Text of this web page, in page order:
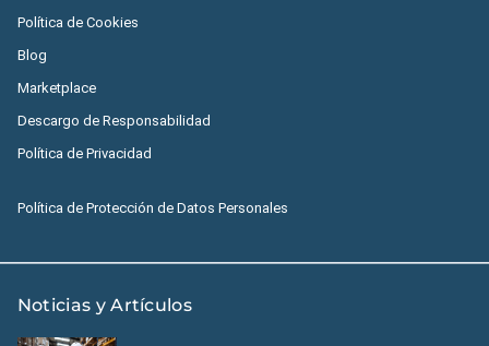
Política de Cookies
Blog
Marketplace
Descargo de Responsabilidad
Política de Privacidad
Política de Protección de Datos Personales
Noticias y Artículos